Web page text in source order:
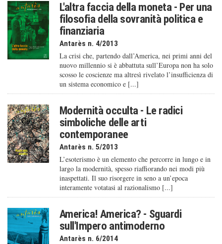
L'altra faccia della moneta - Per una
filosofia della sovranità politica e
finanziaria
Antarès n. 4/2013
La crisi che, partendo dall’America, nei primi anni del
nuovo millennio si è abbattuta sull’Europa non ha solo
scosso le coscienze ma altresì rivelato l’insufficienza di
un sistema economico e [...]
Modernità occulta - Le radici
simboliche delle arti
contemporanee
Antarès n. 5/2013
L’esoterismo è un elemento che percorre in lungo e in
largo la modernità, spesso riaffiorando nei modi più
inaspettati. Il suo risorgere in seno a un’epoca
interamente votatasi al razionalismo [...]
America! America? - Sguardi
sull'Impero antimoderno
Antarès n. 6/2014